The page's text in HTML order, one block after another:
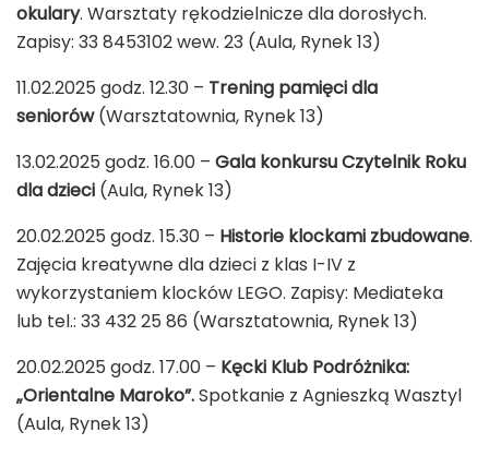
okulary. Warsztaty rękodzielnicze dla dorosłych.
Zapisy: 33 8453102 wew. 23 (Aula, Rynek 13)
11.02.2025 godz. 12.30 – Trening pamięci dla
seniorów(Warsztatownia, Rynek 13)
13.02.2025 godz. 16.00 – Gala konkursu Czytelnik Roku
dla dzieci (Aula, Rynek 13)
20.02.2025 godz. 15.30 – Historie klockami zbudowane.
Zajęcia kreatywne dla dzieci z klas I-IV z
wykorzystaniem klocków LEGO. Zapisy: Mediateka
lub tel.: 33 432 25 86 (Warsztatownia, Rynek 13)
20.02.2025 godz. 17.00 – Kęcki Klub Podróżnika:
„Orientalne Maroko”.Spotkanie z Agnieszką Wasztyl
(Aula, Rynek 13)